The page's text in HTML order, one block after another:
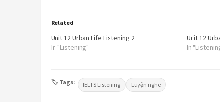
Related
Unit 12 Urban Life Listening 2
In "Listening"
Unit 12
In
🏷 Tags: IELTS Listening Luyện nghe